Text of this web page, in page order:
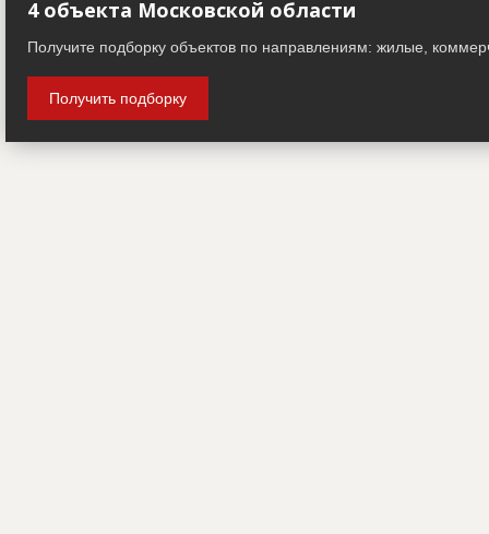
4 объекта Московской области
Получите подборку объектов по направлениям: жилые,
Получить подборку